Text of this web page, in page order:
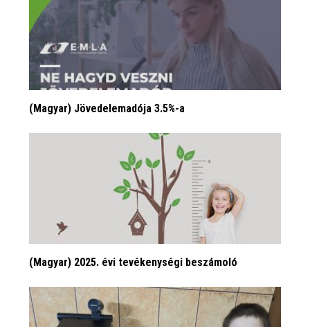
(Magyar) Jövedelemadója 3.5%-a
(Magyar) 2025. évi tevékenységi beszámoló